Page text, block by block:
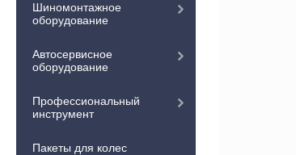
Шиномонтажное
оборудование
Автосервисное
оборудование
Профессиональный
инструмент
Пакеты для колес